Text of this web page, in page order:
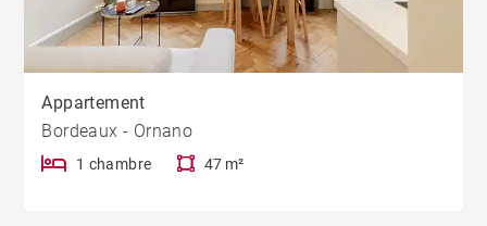
Appartement
Bordeaux - Ornano
1 chambre 47 m²